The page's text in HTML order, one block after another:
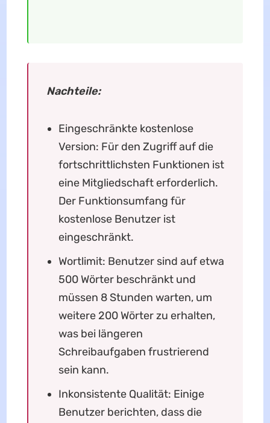
Nachteile:
Eingeschränkte kostenlose
Version: Für den Zugriff auf die
fortschrittlichsten Funktionen ist
eine Mitgliedschaft erforderlich.
Der Funktionsumfang für
kostenlose Benutzer ist
eingeschränkt.
Wortlimit: Benutzer sind auf etwa
500 Wörter beschränkt und
müssen 8 Stunden warten, um
weitere 200 Wörter zu erhalten,
was bei längeren
Schreibaufgaben frustrierend
sein kann.
Inkonsistente Qualität: Einige
Benutzer berichten, dass die